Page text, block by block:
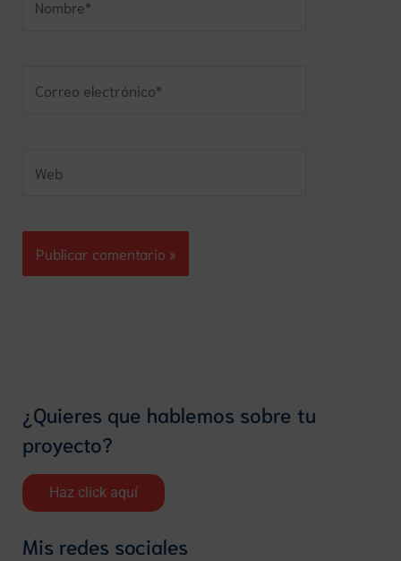
electrónico*
¿Quieres que hablemos sobre tu
proyecto?
Haz click aquí
Mis redes sociales